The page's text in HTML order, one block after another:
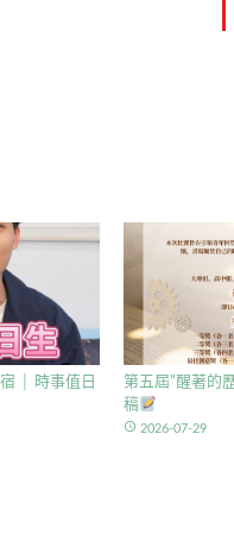
│ 時事值日
第五屆”醒著的
稿
access_time 2026-07-29